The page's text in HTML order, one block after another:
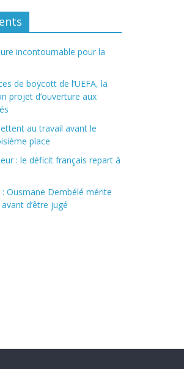
incontournable pour la
de boycott de l’UEFA, la
projet d’ouverture aux
au travail avant le
place
: le déficit français repart à
: Ousmane Dembélé mérite
d’être jugé